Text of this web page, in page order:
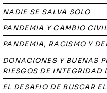
NADIE SE SALVA SOLO
PANDEMIA Y CAMBIO
PANDEMIA, RACISMO Y
DONACIONES Y BUENAS
RIESGOS DE INTEGRIDAD
EL DESAFIO DE BUSCAR